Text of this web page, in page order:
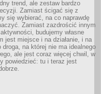
trend, ale zestaw bardzo
Zamiast ścigać się z
się wybierać, na co naprawdę
Zamiast zazdrościć innym
budujemy własne
jest miejsce i na działanie, i na
droga, na której nie ma idealnego
ale jest coraz więcej chwil, w
powiedzieć: tu i teraz jest